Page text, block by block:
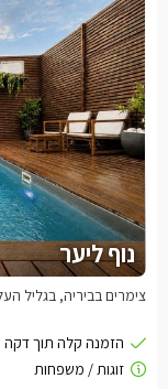
נוף ליער
צימרים בביריה, בגליל